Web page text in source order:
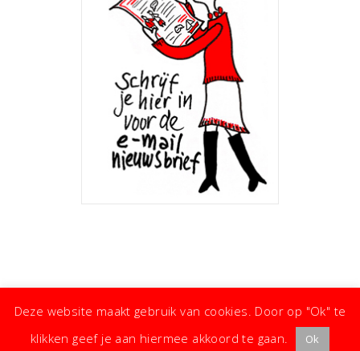
Deze website maakt gebruik van cookies. Door op "Ok" te
klikken geef je aan hiermee akkoord te gaan.
Ok